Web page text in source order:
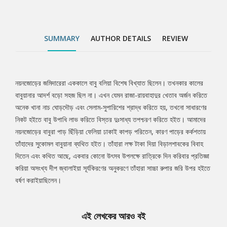
SUMMARY AUTHOR DETAILS REVIEW
Tab
Article
নয়নজোড়ের জমিদারেরা এককালে বাবু বলিয়া বিশেষ বিখ্যাত ছিলেন। তখনকার কালের
বাবুয়ানার আদর্শ বড়ো সহজ ছিল না। এখন যেমন রাজা-রায়বাহাদুর খেতাব অর্জন করিতে
অনেক খানা নাচ ঘোড়দৌড় এবং সেলাম-সুপারিশের শ্রাদ্ধ করিতে হয়, তখনো সাধারণের
নিকট হইতে বাবু উপাধি লাভ করিতে বিস্তর দুঃসাধ্য তপশ্চরণ করিতে হইত। আমাদের
নয়নজোড়ের বাবুরা পাড় ছিঁড়িয়া ফেলিয়া ঢাকাই কাপড় পরিতেন, কারণ পাড়ের কর্কশতায়
তাঁহাদের সুকোমল বাবুয়ানা ব্যথিত হইত। তাঁহারা লক্ষ টাকা দিয়া বিড়ালশাবকের বিবাহ
দিতেন এবং কথিত আছে, একবার কোনো উৎসব উপলক্ষে রাত্রিকে দিন করিবার প্রতিজ্ঞা
করিয়া অসংখ্য দীপ জ্বালাইয়া সূর্যকিরণের অনুকরণে তাঁহারা সাচ্চা রুপার জরি উপর হইতে
বর্ষণ করাইয়াছিলেন।
এই লেখকের আরও বই